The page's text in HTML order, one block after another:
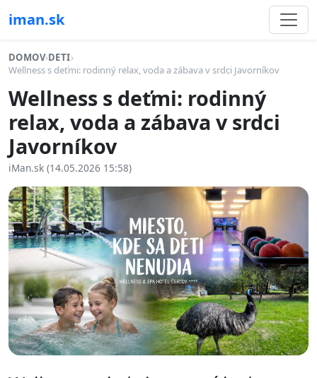
iman.sk
DOMOV›DETI›
Wellness s deťmi: rodinný relax, voda a zábava v srdci Javorníkov
Wellness s deťmi: rodinný
relax, voda a zábava v srdci
Javorníkov
iMan.sk (14.05.2026 15:58)